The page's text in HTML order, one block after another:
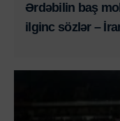
Ərdəbilin baş
ilginc sözlər –